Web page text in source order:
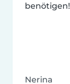
benötigen!
Nerina